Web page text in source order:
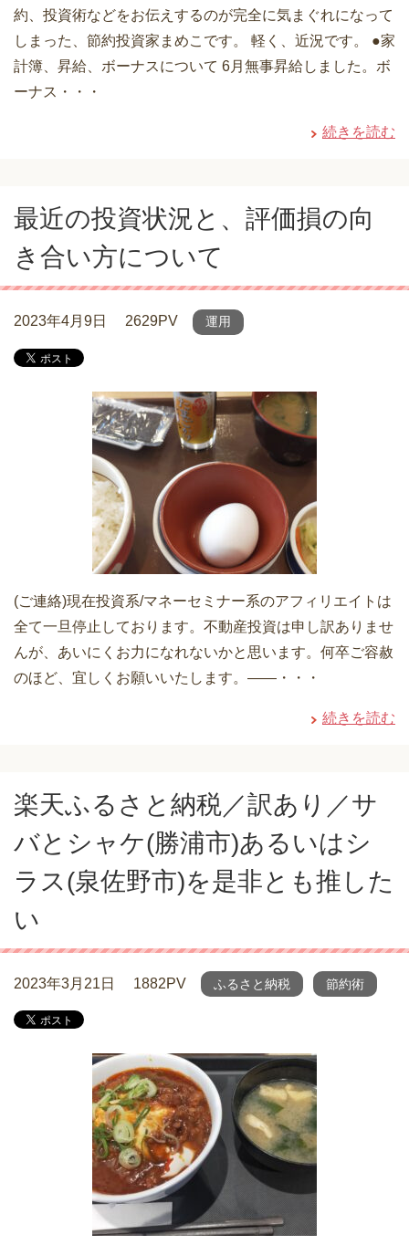
約、投資術などをお伝えするのが完全に気まぐれになって
しまった、節約投資家まめこです。 軽く、近況です。 ●家
計簿、昇給、ボーナスについて 6月無事昇給しました。ボ
ーナス・・・
続きを読む
最近の投資状況と、評価損の向
き合い方について
2023年4月9日 2629PV 運用
(ご連絡)現在投資系/マネーセミナー系のアフィリエイトは
全て一旦停止しております。不動産投資は申し訳ありませ
んが、あいにくお力になれないかと思います。何卒ご容赦
のほど、宜しくお願いいたします。——・・・
続きを読む
楽天ふるさと納税／訳あり／サ
バとシャケ(勝浦市)あるいはシ
ラス(泉佐野市)を是非とも推した
い
2023年3月21日 1882PV ふるさと納税 節約術